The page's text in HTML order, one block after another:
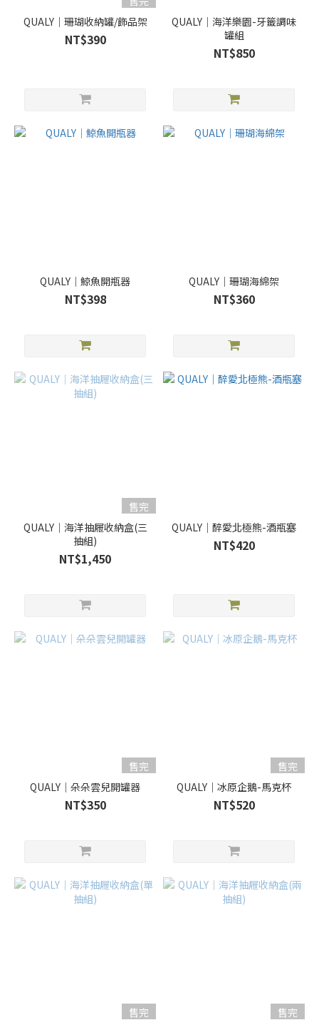
QUALY｜珊瑚收納罐/飾品架
NT$390
QUALY｜海洋樂園-牙籤調味
罐組
NT$850
QUALY｜鯨魚開瓶器
NT$398
QUALY｜珊瑚海綿架
NT$360
售完
QUALY｜海洋抽屜收納盒(三
抽組)
NT$1,450
QUALY｜醉愛北極熊-酒瓶塞
NT$420
售完
QUALY｜朵朵雲兒開罐器
NT$350
售完
QUALY｜冰原企鵝-馬克杯
NT$520
售完
售完